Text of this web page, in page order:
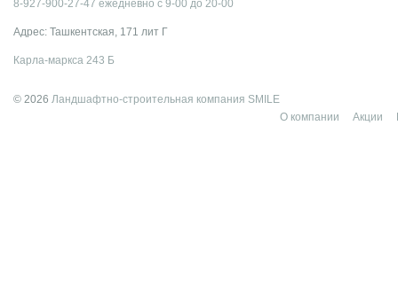
8-927-900-27-47 ежедневно с 9-00 до 20-00
Адрес: Ташкентская, 171 лит Г
Карла-маркса 243 Б
© 2026 Ландшафтно-строительная компания SMILE
О компании
Акции